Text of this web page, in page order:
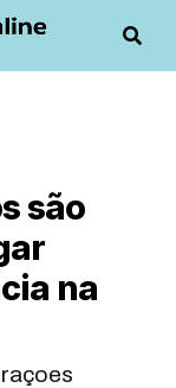
são
na